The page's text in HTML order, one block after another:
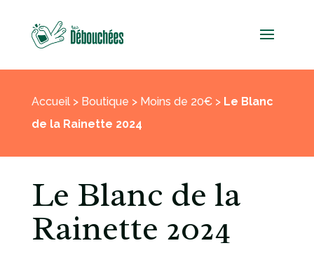
Accueil> Boutique > Moins de 20€> Le Blanc
de la Rainette 2024
Le Blanc de la
Rainette 2024